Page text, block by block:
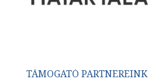
TÁMOGATÓ PARTNEREINK